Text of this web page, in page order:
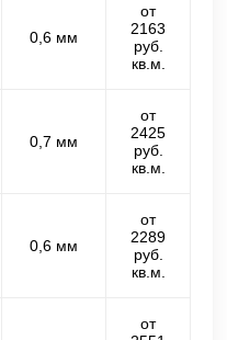
0,6 мм
от
2163
руб.
кв.м.
0,7 мм
от
2425
руб.
кв.м.
0,6 мм
от
2289
руб.
кв.м.
от